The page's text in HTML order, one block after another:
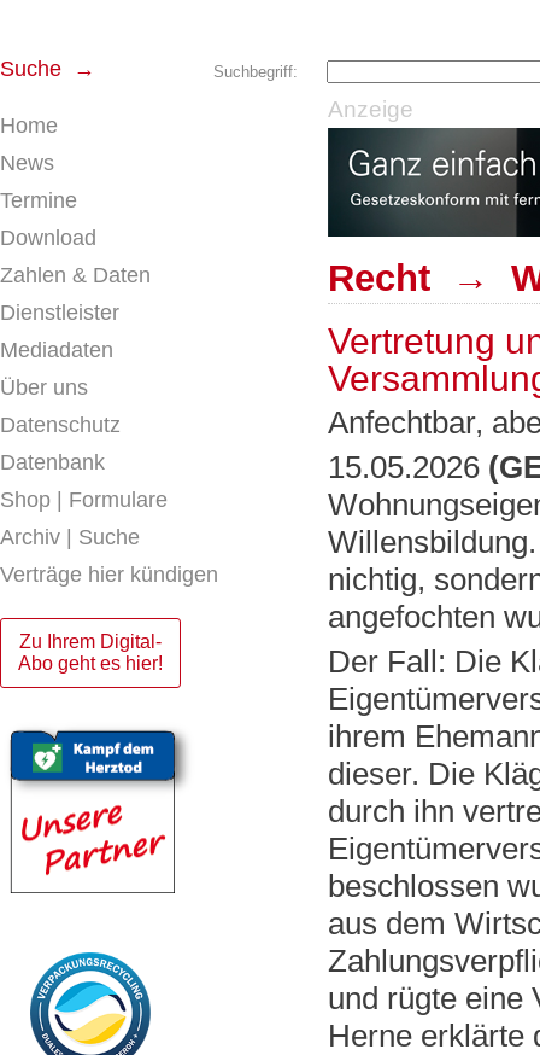
Suche → Suchbegriff:
Home
News
Termine
Download
Zahlen & Daten
Dienstleister
Mediadaten
Über uns
Datenschutz
Datenbank
Shop | Formulare
Archiv | Suche
Verträge hier kündigen
Zu Ihrem Digital-
Abo geht es hier!
Anzeige
Recht →
Vertretung
Anfechtbar,
15.05.2026
nichtig,
angefochten
Der Fall: Die
ihrem
dieser. Die
durch ihn
beschlossen
aus dem
und rügte eine
Herne erklärte